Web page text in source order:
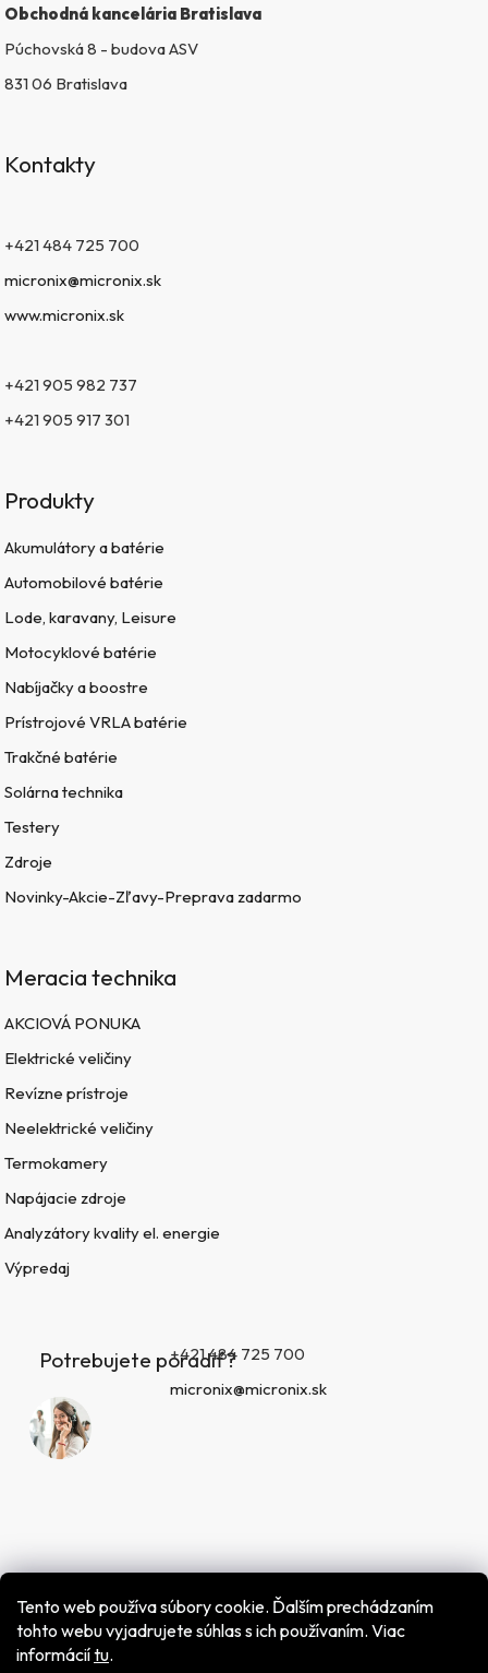
Tento web používa súbory cookie. Ďalším prechádzaním
tohto webu vyjadrujete súhlas s ich používaním. Viac
informáciítu.
Obchodná kancelária Bratislava
Púchovská 8 - budova ASV
831 06 Bratislava
Kontakty
+421 484 725 700
micronix@micronix.sk
www.micronix.sk
+421 905 982 737
+421 905 917 301
Produkty
Akumulátory a batérie
Automobilové batérie
Lode, karavany, Leisure
Motocyklové batérie
Nabíjačky a boostre
Prístrojové VRLA batérie
Trakčné batérie
Solárna technika
Testery
Zdroje
Novinky-Akcie-Zľavy-Preprava zadarmo
Meracia technika
AKCIOVÁ PONUKA
Elektrické veličiny
Revízne prístroje
Neelektrické veličiny
Termokamery
Napájacie zdroje
Analyzátory kvality el. energie
Výpredaj
Potrebujete poradiť?+421 484 725 700
micronix@micronix.sk